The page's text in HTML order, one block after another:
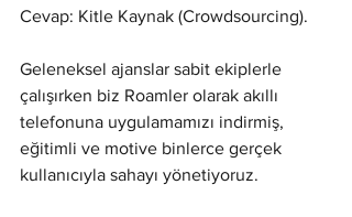
Cevap: Kitle Kaynak (Crowdsourcing).
Geleneksel ajanslar sabit ekiplerle
çalışırken biz Roamler olarak akıllı
telefonuna uygulamamızı indirmiş,
eğitimli ve motive binlerce gerçek
kullanıcıyla sahayı yönetiyoruz.